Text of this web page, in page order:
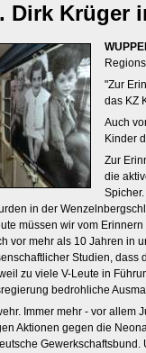
Dirk Krüger
"Zur
das KZ
Auch
Kinder
Zur
die
in der
müssen wir vom
vor mehr als 10 Jahren in
Studien,
zu viele V-Leute in
bedrohliche
Immer mehr - vor allem
Aktionen gegen die